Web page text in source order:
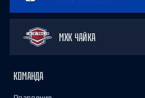
МХК ЧАЙКА
КОМАНДА